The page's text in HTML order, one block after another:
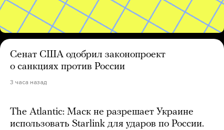
Сенат США одобрил законопроект
о санкциях против России
3 часа назад
The Atlantic: Маск не разрешает Украине
использовать Starlink для ударов по России.